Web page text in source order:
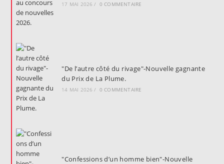
17 MAI 2026 / 0 COMMENTAIRE
"De l’autre côté du rivage"-Nouvelle gagnante
du Prix de La Plume.
14 MAI 2026 / 0 COMMENTAIRE
"Confessions d’un homme bien"-Nouvelle